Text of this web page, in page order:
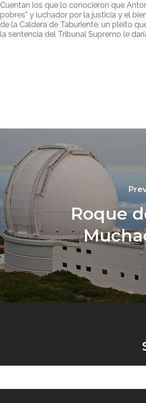
Cuentan los que lo conocieron que
pobres” y luchador por la justicia y el
de la Caldera de Taburiente, un pleito
la sentencia del Tribunal Supremo le
Roque